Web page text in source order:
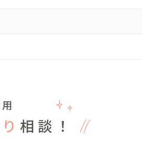
ことができました
、触れ合うこと、お話をすること、真
相談！